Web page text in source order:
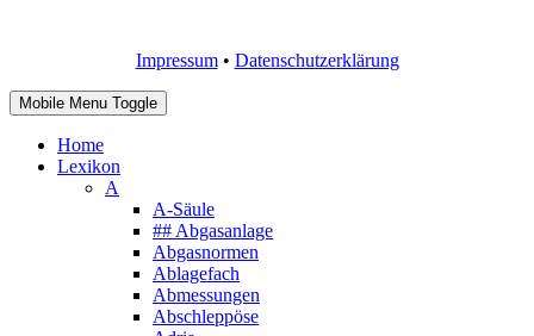
Impressum• Datenschutzerklärung
Mobile Menu Toggle
Home
Lexikon
A
A-Säule
## Abgasanlage
Abgasnormen
Ablagefach
Abmessungen
Abschleppöse